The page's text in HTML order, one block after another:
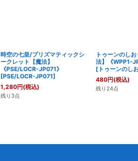
時空の七皇/プリズマティックシ
ークレット【魔法】
《PSE/LOCR-JP071》
[PSE/LOCR-JP071]
1,280円(税込)
残り3点
トゥーンのし
法】《WPP1-
[ トゥーンのし
480円(税込)
残り24点